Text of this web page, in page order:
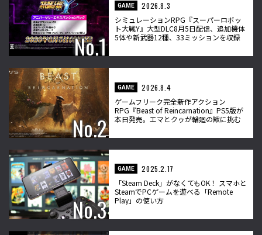
GAME
2026.8.3
シミュレーションRPG『スーパーロボッ
ト大戦Y』大型DLC8月5日配信、追加機体
5体や新武器12種、33ミッションを収録
GAME
2026.8.4
ゲームフリーク完全新作アクション
RPG『Beast of Reincarnation』PS5版が
本日発売。エマとクゥが輪廻の獣に挑む
GAME
2025.2.17
「Steam Deck」がなくてもOK！ スマホと
SteamでPCゲームを遊べる「Remote
Play」の使い方